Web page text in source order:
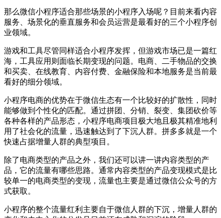
那么微信小程序适合那些场景的小程序入场呢？目前来看内容
服务、场景化的垂直服务和会员运营是最看好的三个小程序创
业领域。
游戏和工具尽管同样适合小程序发挥，但游戏市场已是一篇红
海，工具应用则面临长期变现的问题。电商、二手物品的交换
和买卖、在线教育、内容付费、金融保险和本地服务是当前最
看好的细分领域。
小程序电商的优势在于微信生态有一个比较好的扩散性，同时
能够做到个性化的匹配。通过拼团、分销、裂变、集团砍价等
各种各样的产品形态，小程序电商项目极大地且极其精准地利
用了社会化的流量，迅速触达到了下沉人群。拼多多就是一个
快速占据增量人群的典型项目。
除了电商类型的产品之外，我们还可以讲一讲内容类型的产
品，它的流量有哪些思路。通常内容类型的产品变现模式是比
较单一的电商类型的变现，流量也主要是通过微信公众号的方
式获取。
小程序的整个流量红利主要自于微信人群的下沉，增量人群的